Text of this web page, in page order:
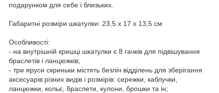
подарунком для себе і близьких.
Габаритні розміри шкатулки: 23,5 х 17 х 13,5 см
Особливості:
- на внутрішній кришці шкатулки є 8 гачків для підвішування
браслетів і ланцюжків;
- три яруси скриньки містять безліч відділень для зберігання
аксесуарів різних видів і розмірів: сережки, каблучки,
ланцюжки, кольє, браслети, кулони, брошки та ін;